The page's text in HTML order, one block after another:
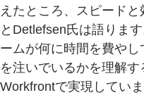
えたところ、スピードと
とDetlefsen氏は語りま
ームが何に時間を費や
を注いでいるかを理解
Workfrontで実現してい